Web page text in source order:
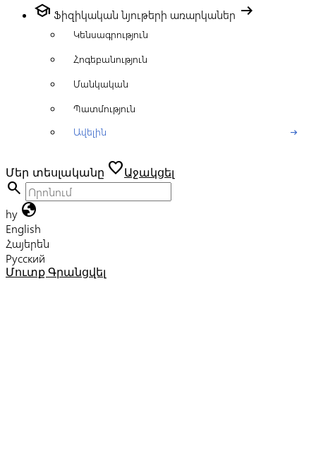
school Ֆիզիկական նյութերի առարկաներ arrow_right_alt
Կենսագրություն
Հոգեբանություն
Մանկական
Պատմություն
Ավելին
arrow_right_alt
Մեր տեսլականը favoriteԱջակցել
search
hy globe
English
Հայերեն
Русский
Մուտք Գրանցվել